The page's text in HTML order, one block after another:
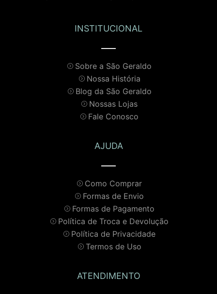
INSTITUCIONAL
Sobre a São Geraldo
Nossa História
Blog da São Geraldo
Nossas Lojas
Fale Conosco
AJUDA
Como Comprar
Formas de Envio
Formas de Pagamento
Política de Troca e Devolução
Política de Privacidade
Termos de Uso
ATENDIMENTO